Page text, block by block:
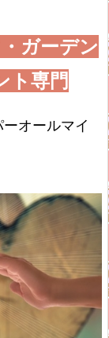
ガーデン
ト専門
オールマイ